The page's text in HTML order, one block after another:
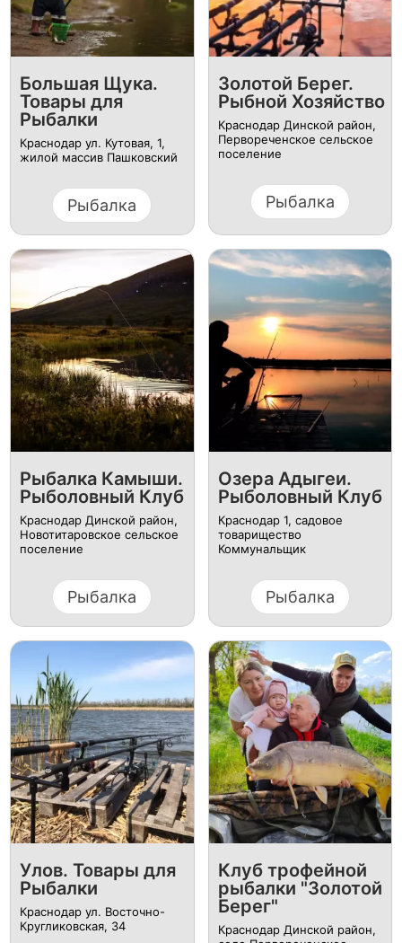
Большая Щука.
Товары для
Рыбалки
Краснодар ул. Кутовая, 1,
жилой массив Пашковский
Рыбалка
Золотой Берег.
Рыбной Хозяйство
Краснодар Динской район,
Первореченское сельское
поселение
Рыбалка
Рыбалка Камыши.
Рыболовный Клуб
Краснодар Динской район,
Новотитаровское сельское
поселение
Рыбалка
Озера Адыгеи.
Рыболовный Клуб
Краснодар 1, садовое
товарищество
Коммунальщик
Рыбалка
Улов. Товары для
Рыбалки
Краснодар ул. Восточно-
Кругликовская, 34
Клуб трофейной
рыбалки "Золотой
Берег"
Краснодар Динской район,